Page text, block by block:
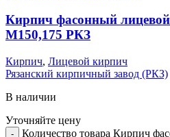
Кирпич фасонный
М150,175 РКЗ
Кирпич, Лицевой кирпич
Рязанский кирпичный завод (РКЗ)
В наличии
Уточняйте цену
Количество товара Кирпич